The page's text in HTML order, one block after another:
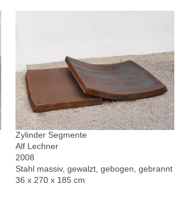
Zylinder Segmente
Alf Lechner
2008
Stahl massiv, gewalzt, gebogen, gebrannt
36 x 270 x 185 cm